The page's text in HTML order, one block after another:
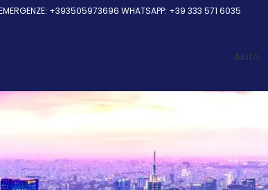
+393505973696 WHATSAPP: +39 333 571 6035
Aiuto